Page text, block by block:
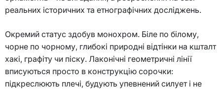
реальних історичних та етнографічних досліджень.
Окремий статус здобув монохром. Біле по білому,
чорне по чорному, глибокі природні відтінки на кшталт
хакі, графіту чи піску. Лаконічні геометричні лінії
вписуються просто в конструкцію сорочки:
підкреслюють плечі, будують упевнений силует і не